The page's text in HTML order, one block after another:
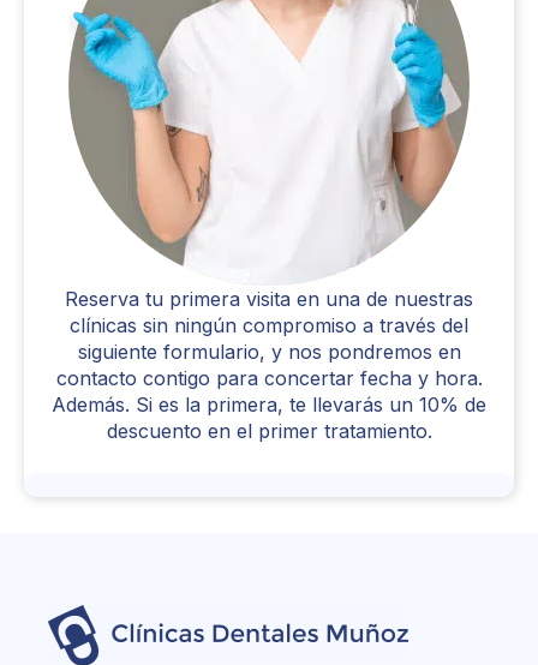
Reserva tu primera visita en una de nuestras
clínicas sin ningún compromiso a través del
siguiente formulario, y nos pondremos en
contacto contigo para concertar fecha y hora.
Además. Si es la primera, te llevarás un 10% de
descuento en el primer tratamiento.